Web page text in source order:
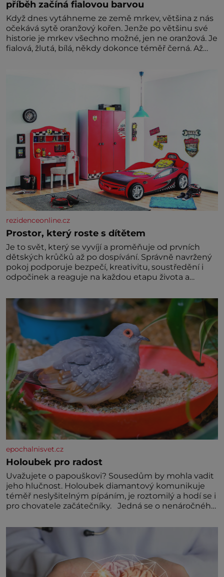
příběh začíná fialovou barvou
Když dnes vytáhneme ze země mrkev, většina z nás
očekává sytě oranžový kořen. Jenže po většinu své
historie je mrkev všechno možné, jen ne oranžová. Je
fialová, žlutá, bílá, někdy dokonce téměř černá. Až
nedokážeme představit. Její příběh je
rezidenceonline.cz
Prostor, který roste s dítětem
Je to svět, který se vyvíjí a proměňuje od prvních
dětských krůčků až po dospívání. Správně navržený
pokoj podporuje bezpečí, kreativitu, soustředění i
odpočinek a reaguje na každou etapu života a
jednoduchost, měkkost a bezpečí, proto by pokoj
miminka měl působit především klidně a útulně.
Předškolní věk je
epochalnisvet.cz
Holoubek pro radost
Uvažujete o papouškovi? Sousedům by mohla vadit
jeho hlučnost. Holoubek diamantový komunikuje
téměř neslyšitelným pípáním, je roztomilý a hodí se i
pro chovatele začátečníky. Jedná se o nenáročného
Hodně času tráví na zemi, kde sbírá zbytky semínek
Jeho domovinou je prakticky celá Austrálie s
výjimkou pobřežní oblasti.